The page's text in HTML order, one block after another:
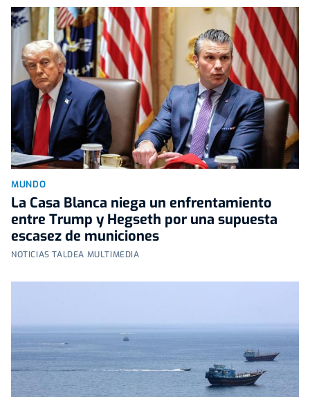
MUNDO
La Casa Blanca niega un enfrentamiento
entre Trump y Hegseth por una supuesta
escasez de municiones
NOTICIAS TALDEA MULTIMEDIA